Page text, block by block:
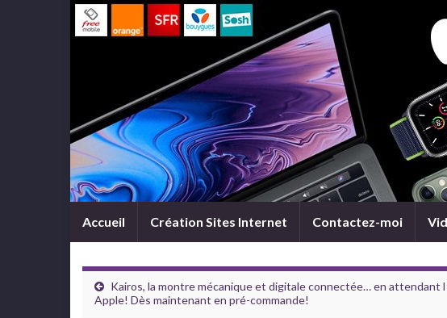
Accueil Création Sites Internet Contactez-moi
Kairos, la montre mécanique et digitale connectée… en attendant l
Apple! Dès maintenant en pré-commande!